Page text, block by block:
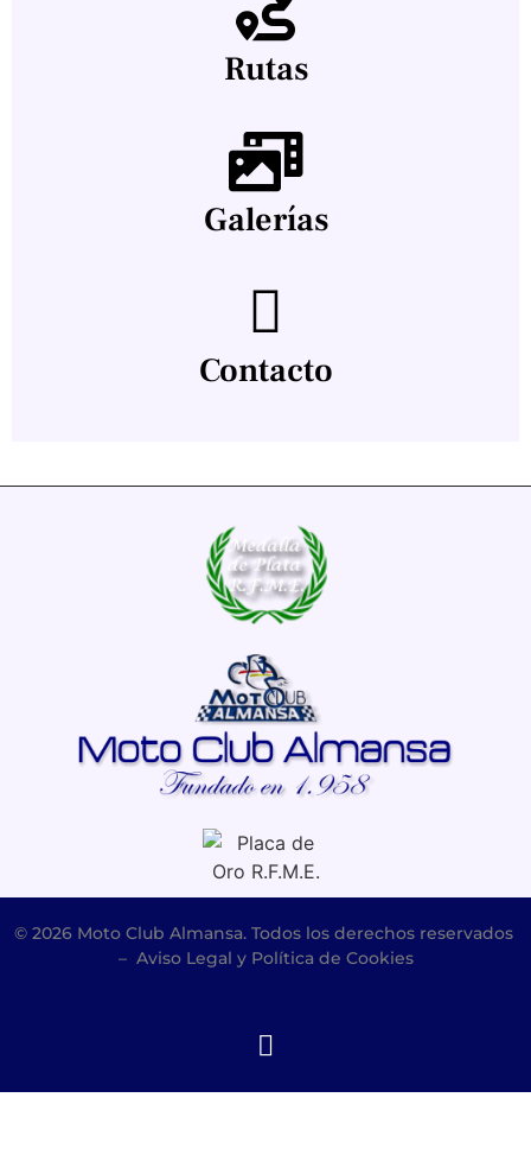
Rutas
Galerías
Contacto
© 2026 Moto Club Almansa. Todos los derechos reservados
– Aviso Legal y Política de Cookies